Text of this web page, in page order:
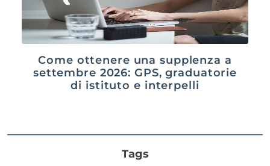
Come ottenere una supplenza a
settembre 2026: GPS, graduatorie
di istituto e interpelli
Tags